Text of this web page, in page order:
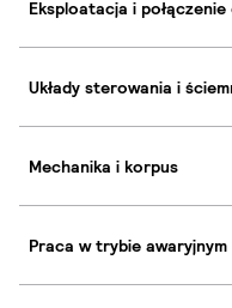
Eksploatacja i
Układy sterowania i
Mechanika i korpus
Praca w trybie awaryjnym